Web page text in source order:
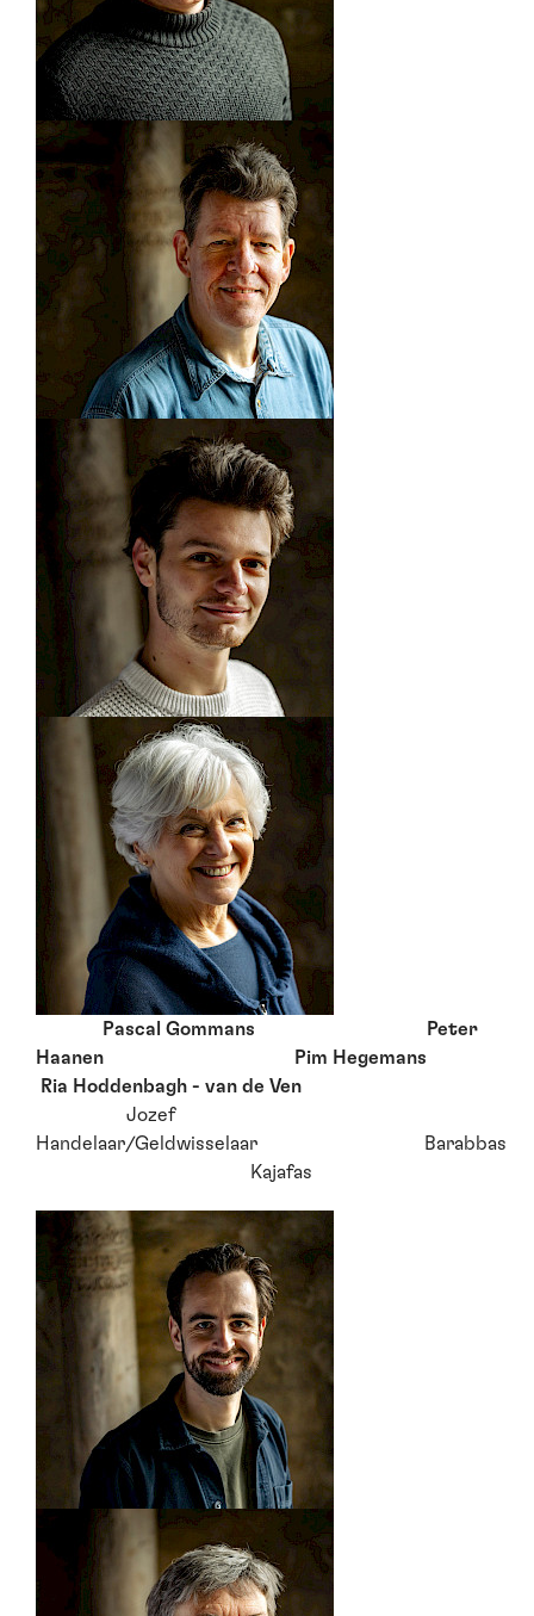
Pascal Gommans Peter
Haanen Pim Hegemans
Ria Hoddenbagh - van de Ven
Jozef
Handelaar/Geldwisselaar Barabbas
Kajafas